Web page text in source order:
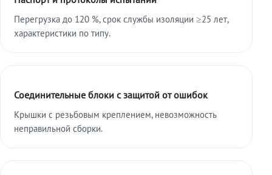
Перегрузка до 120 %, срок службы изоляции ≥25 лет,
характеристики по типу.
Соединительные блоки с защитой от ошибок
Крышки с резьбовым креплением, невозможность
неправильной сборки.